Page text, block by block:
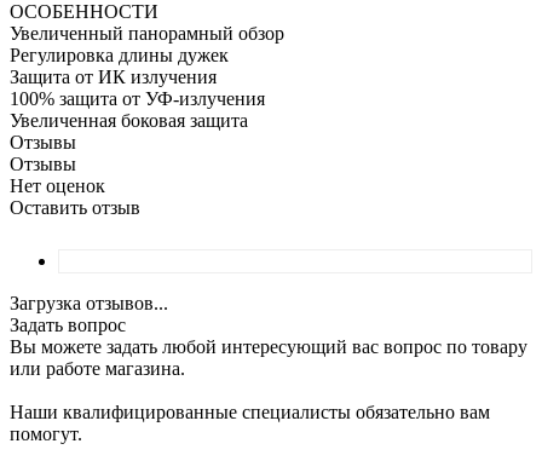
ОСОБЕННОСТИ
Увеличенный панорамный обзор
Регулировка длины дужек
Защита от ИК излучения
100% защита от УФ-излучения
Увеличенная боковая защита
Отзывы
Отзывы
Нет оценок
Оставить отзыв
Загрузка отзывов...
Задать вопрос
Вы можете задать любой интересующий вас вопрос по товару
или работе магазина.
Наши квалифицированные специалисты обязательно вам
помогут.